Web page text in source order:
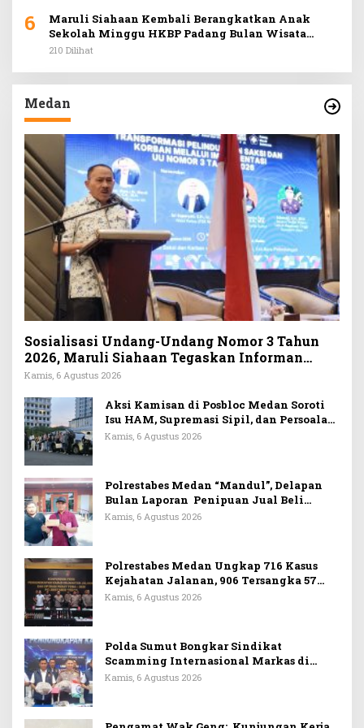
6
Maruli Siahaan Kembali Berangkatkan Anak
Sekolah Minggu HKBP Padang Bulan Wisata
Rohani ke Hill Park
210 Dilihat
Medan
Sosialisasi Undang-Undang Nomor 3 Tahun
2026, Maruli Siahaan Tegaskan Informan
Wajib Dapat Perlindungan LPSK
Kamis, 6 Agustus 2026
Aksi Kamisan di Posbloc Medan Soroti
Isu HAM, Supremasi Sipil, dan Persoalan
Agraria
Kamis, 6 Agustus 2026
Polrestabes Medan “Mandul”, Delapan
Bulan Laporan Penipuan Jual Beli
Rumah Tak Tuntas
Kamis, 6 Agustus 2026
Polrestabes Medan Ungkap 716 Kasus
Kejahatan Jalanan, 906 Tersangka 57
Ditembak
Kamis, 6 Agustus 2026
Polda Sumut Bongkar Sindikat
Scamming Internasional Markas di
Apartemen Podomoro, Raup Rp6,7 Miliar
Kamis, 6 Agustus 2026